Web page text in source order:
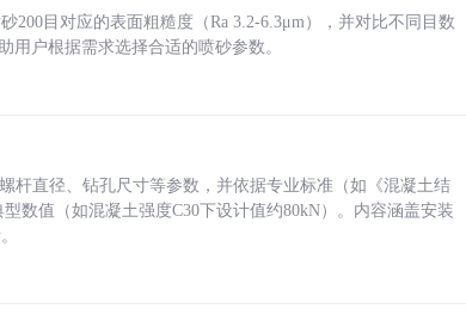
目对应的表面粗糙度（Ra 3.2-6.3μm），并对比不同目数
用户根据需求选择合适的喷砂参数。
杆直径、钻孔尺寸等参数，并依据专业标准（如《混凝土结
数值（如混凝土强度C30下设计值约80kN）。内容涵盖安装